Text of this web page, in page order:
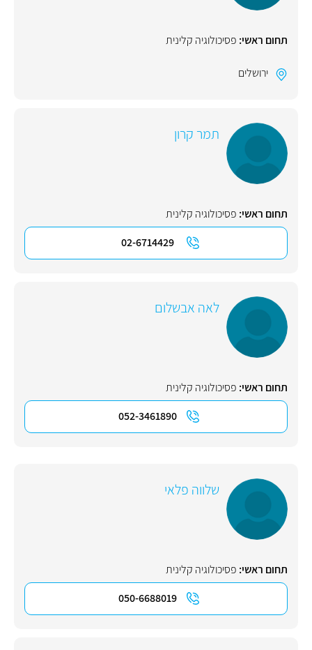
תחום ראשי: פסיכולוגיה קלינית
ירושלים
תמר קרון
תחום ראשי: פסיכולוגיה קלינית
02-6714429
לאה אבשלום
תחום ראשי: פסיכולוגיה קלינית
052-3461890
שלווה פלאי
תחום ראשי: פסיכולוגיה קלינית
050-6688019